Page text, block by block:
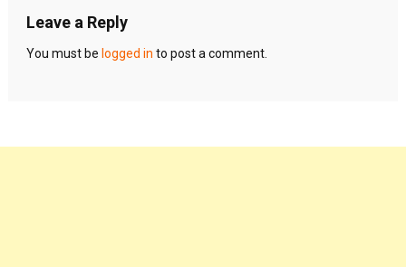
Leave a Reply
You must be logged in to post a comment.